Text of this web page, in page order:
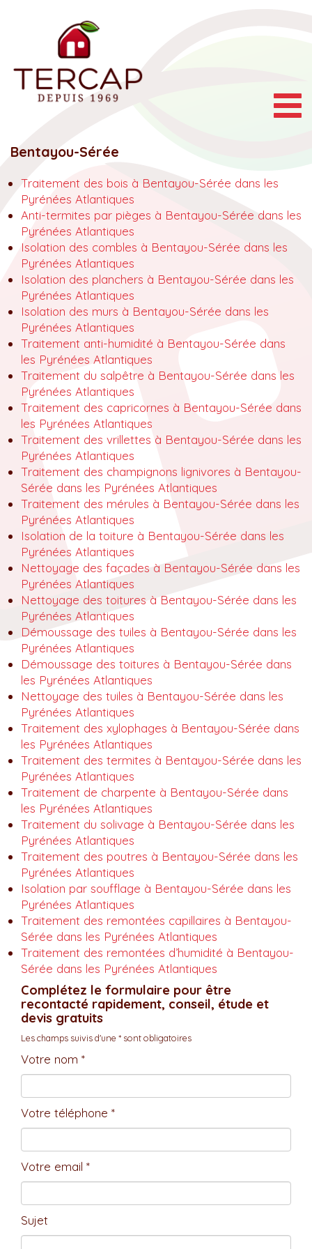
Bentayou-Sérée
Traitement des bois à Bentayou-Sérée dans les
Pyrénées Atlantiques
Anti-termites par pièges à Bentayou-Sérée dans les
Pyrénées Atlantiques
Isolation des combles à Bentayou-Sérée dans les
Pyrénées Atlantiques
Isolation des planchers à Bentayou-Sérée dans les
Pyrénées Atlantiques
Isolation des murs à Bentayou-Sérée dans les
Pyrénées Atlantiques
Traitement anti-humidité à Bentayou-Sérée dans
les Pyrénées Atlantiques
Traitement du salpêtre à Bentayou-Sérée dans les
Pyrénées Atlantiques
Traitement des capricornes à Bentayou-Sérée dans
les Pyrénées Atlantiques
Traitement des vrillettes à Bentayou-Sérée dans les
Pyrénées Atlantiques
Traitement des champignons lignivores à Bentayou-
Sérée dans les Pyrénées Atlantiques
Traitement des mérules à Bentayou-Sérée dans les
Pyrénées Atlantiques
Isolation de la toiture à Bentayou-Sérée dans les
Pyrénées Atlantiques
Nettoyage des façades à Bentayou-Sérée dans les
Pyrénées Atlantiques
Nettoyage des toitures à Bentayou-Sérée dans les
Pyrénées Atlantiques
Démoussage des tuiles à Bentayou-Sérée dans les
Pyrénées Atlantiques
Démoussage des toitures à Bentayou-Sérée dans
les Pyrénées Atlantiques
Nettoyage des tuiles à Bentayou-Sérée dans les
Pyrénées Atlantiques
Traitement des xylophages à Bentayou-Sérée dans
les Pyrénées Atlantiques
Traitement des termites à Bentayou-Sérée dans les
Pyrénées Atlantiques
Traitement de charpente à Bentayou-Sérée dans
les Pyrénées Atlantiques
Traitement du solivage à Bentayou-Sérée dans les
Pyrénées Atlantiques
Traitement des poutres à Bentayou-Sérée dans les
Pyrénées Atlantiques
Isolation par soufflage à Bentayou-Sérée dans les
Pyrénées Atlantiques
Traitement des remontées capillaires à Bentayou-
Sérée dans les Pyrénées Atlantiques
Traitement des remontées d’humidité à Bentayou-
Sérée dans les Pyrénées Atlantiques
Complétez le formulaire pour être
recontacté rapidement, conseil, étude et
devis gratuits
Les champs suivis d'une * sont obligatoires
Votre nom *
Votre téléphone *
Votre email *
Sujet